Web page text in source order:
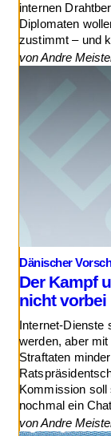
internen
Diplomaten
zustimmt – und
von Andre
Dänischer
Der Kampf
nicht vorbei
Internet-Dienste
werden, aber
Straftaten
Kommission soll
nochmal ein
von Andre